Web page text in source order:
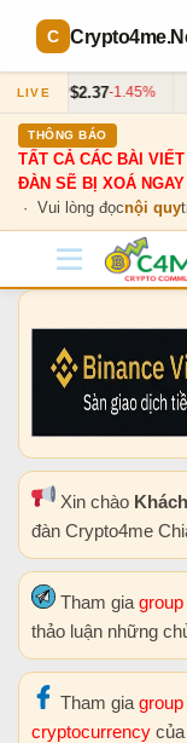
Crypto4me
LIVE
XRP $2.37-1.45%
THÔNG BÁO
TẤT CẢ CÁC BÀI
ĐÀN SẼ BỊ XOÁ
· Vui lòng đọcnội quy
Xin chào Khách
đàn Crypto4me
Tham gia
thảo luận những
Tham gia
cryptocurrency